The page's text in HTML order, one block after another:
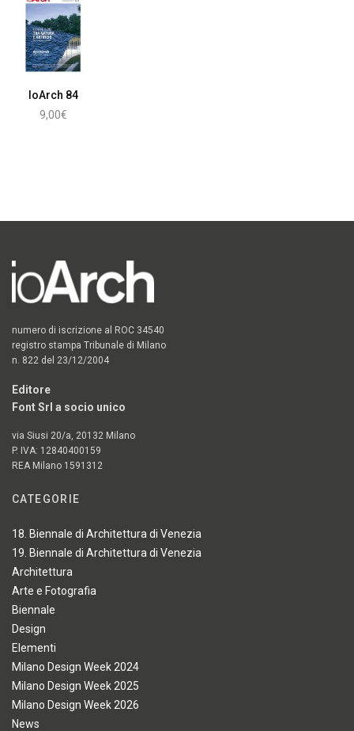
IoArch 84
9,00€
numero di iscrizione al ROC 34540
registro stampa Tribunale di Milano
n. 822 del 23/12/2004
Editore
Font Srl a socio unico
via Siusi 20/a, 20132 Milano
P. IVA: 12840400159
REA Milano 1591312
CATEGORIE
18. Biennale di Architettura di Venezia
19. Biennale di Architettura di Venezia
Architettura
Arte e Fotografia
Biennale
Design
Elementi
Milano Design Week 2024
Milano Design Week 2025
Milano Design Week 2026
News